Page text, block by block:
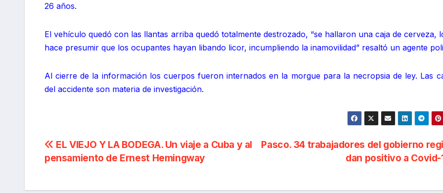
26 años.
El vehículo quedó con las llantas arriba quedó totalmente destrozado, “se hallaron una caja de cerveza,
hace presumir que los ocupantes hayan libando licor, incumpliendo la inamovilidad” resaltó un agente
Al cierre de la información los cuerpos fueron internados en la morgue para la necropsia de ley. Las
del accidente son materia de investigación.
Navegación
de
Pasco. 34 trabajadores del gobierno
dan positivo a Covid-
EL VIEJO Y LA BODEGA. Un viaje a Cuba y al
pensamiento de Ernest Hemingway